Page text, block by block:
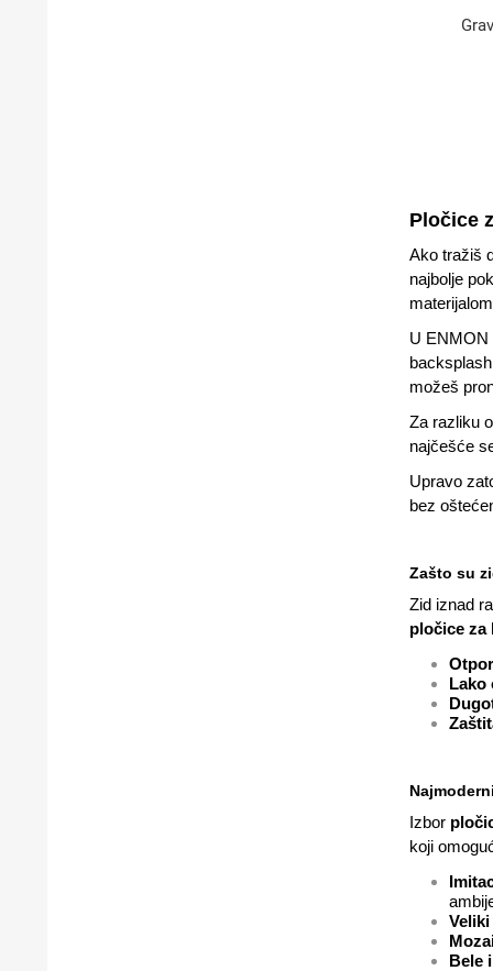
Pločice
Ako tražiš
najbolje
U
možeš
Za razliku
najčešće
Upravo
bez
Zašto su
Zid iznad
pločice za
Lako
Izbor
koji
Bele